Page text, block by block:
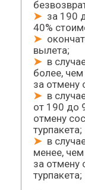
➤за 190
40%
➤
вылета;
➤в
более,
за отмену
➤в
от 190 до
отмену
турпакета;
➤в
менее,
за отмену
турпакета;